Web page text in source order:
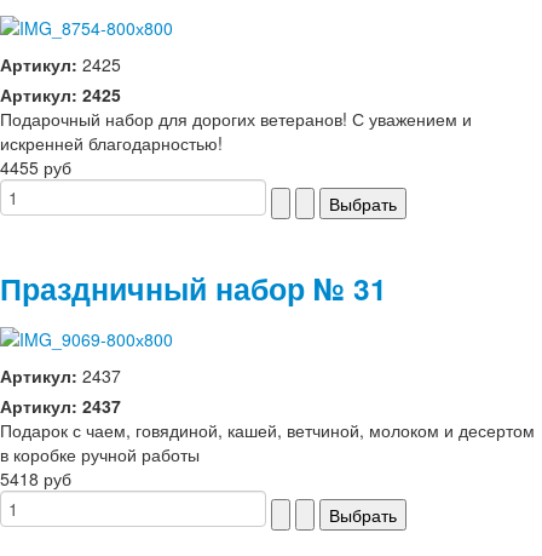
Артикул: 2425
Артикул: 2425
Подарочный набор для дорогих ветеранов! С уважением и
искренней благодарностью!
4455 руб
Праздничный набор № 31
Артикул: 2437
Артикул: 2437
Подарок с чаем, говядиной, кашей, ветчиной, молоком и десертом
в коробке ручной работы
5418 руб